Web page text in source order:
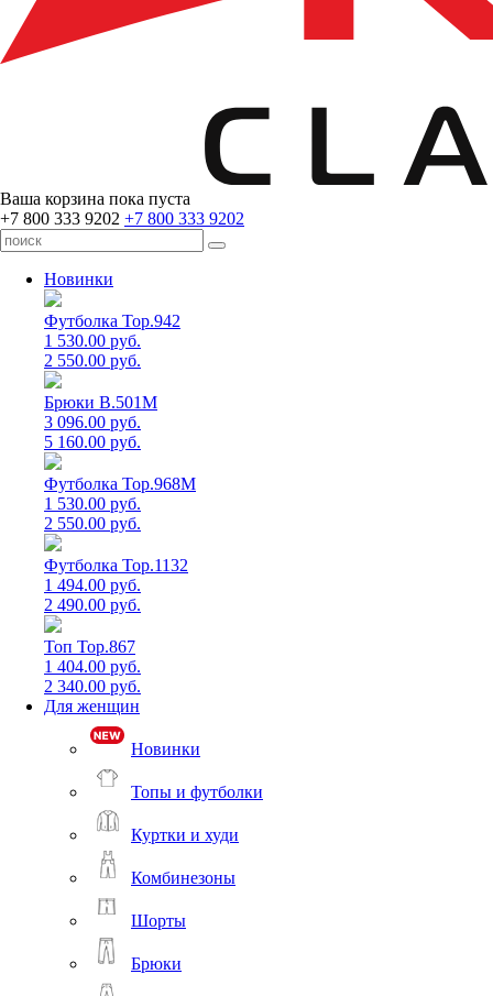
Ваша корзина пока пуста
+7 800 333 9202 +7 800 333 9202
Новинки
Футболка Top.942
1 530.00 руб.
2 550.00 руб.
Брюки B.501M
3 096.00 руб.
5 160.00 руб.
Футболка Top.968M
1 530.00 руб.
2 550.00 руб.
Футболка Top.1132
1 494.00 руб.
2 490.00 руб.
Топ Top.867
1 404.00 руб.
2 340.00 руб.
Для женщин
Новинки
Топы и футболки
Куртки и худи
Комбинезоны
Шорты
Брюки